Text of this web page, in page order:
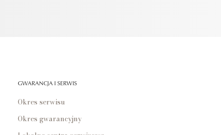
GWARANCJA I SERWIS
Okres serwisu
Okres gwarancyjny